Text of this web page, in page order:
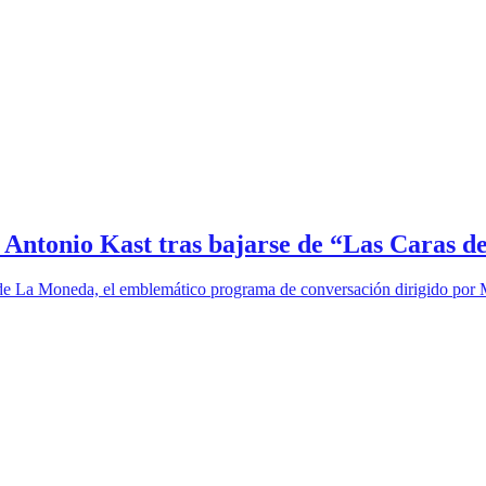
Kast tras bajarse de “Las Caras
La Moneda, el emblemático programa de conversación dirigido